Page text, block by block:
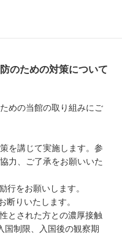
のための対策について
めの当館の取り組みにご
を講じて実施します。参
力、ご了承をお願いいた
行をお願いします。
りいたします。
とされた方との濃厚接触
国制限、入国後の観察期